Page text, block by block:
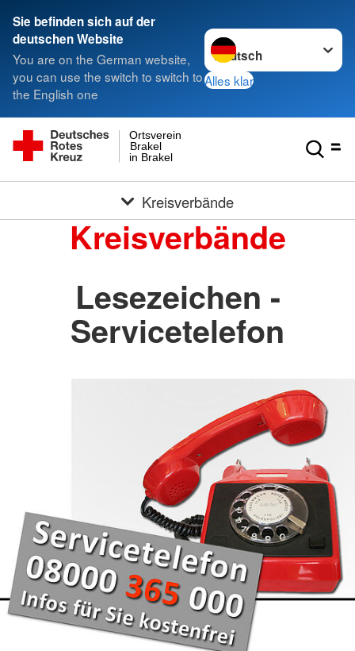
Sie befinden sich auf der
deutschen Website
You are on the German website,
you can use the switch to switch to
the English one
Sprache wechseln zu
Alles klar
in Brakel
Brakel
Ortsverein
Kreisverbände
Kreisverbände
Lesezeichen -
Servicetelefon